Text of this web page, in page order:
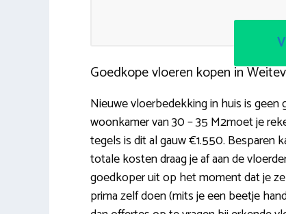
Goedkope vloeren kopen in
Nieuwe vloerbedekking in huis is
woonkamer van 30 – 35 M2moet je
tegels is dit al gauw €1.550. Besparen
totale kosten draag je af aan de
goedkoper uit op het moment dat je
prima zelf doen (mits je een beetje